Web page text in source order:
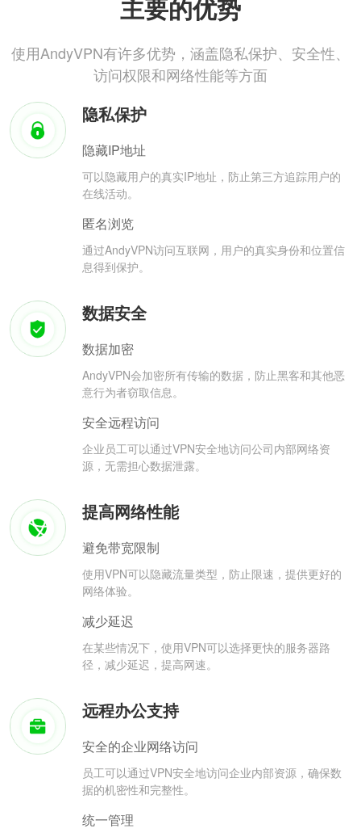
主要的优势
使用AndyVPN有许多优势，涵盖隐私保护、安全性、
访问权限和网络性能等方面
隐私保护
隐藏IP地址
可以隐藏用户的真实IP地址，防止第三方追踪用户的
在线活动。
匿名浏览
通过AndyVPN访问互联网，用户的真实身份和位置信
息得到保护。
数据安全
数据加密
AndyVPN会加密所有传输的数据，防止黑客和其他恶
意行为者窃取信息。
安全远程访问
企业员工可以通过VPN安全地访问公司内部网络资
源，无需担心数据泄露。
提高网络性能
避免带宽限制
使用VPN可以隐藏流量类型，防止限速，提供更好的
网络体验。
减少延迟
在某些情况下，使用VPN可以选择更快的服务器路
径，减少延迟，提高网速。
远程办公支持
安全的企业网络访问
员工可以通过VPN安全地访问企业内部资源，确保数
据的机密性和完整性。
统一管理